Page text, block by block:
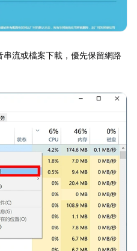
串流或檔案下載，優先保留網路